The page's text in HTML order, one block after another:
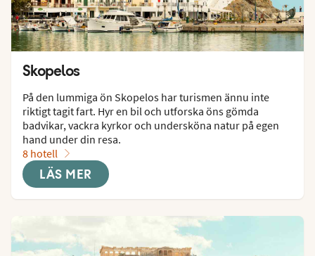
Skopelos
På den lummiga ön Skopelos har turismen ännu inte
riktigt tagit fart. Hyr en bil och utforska öns gömda
badvikar, vackra kyrkor och undersköna natur på egen
hand under din resa.
8 hotell
LÄS MER